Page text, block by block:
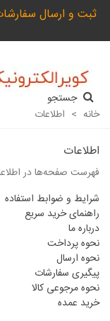
ثبت و ارسال
جستجو
خانه > اطلاعات
اطلاعات
فهرست صفحه‌ها در
شرایط و ضوابط استفاده
راهنمای خرید سریع
درباره ما
نحوه پرداخت
نحوه ارسال
پیگیری سفارشات
نحوه مرجوعی کالا
خرید عمده